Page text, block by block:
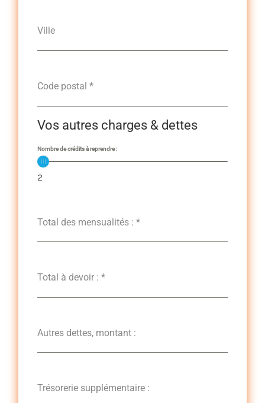
Ville
Code postal*
Vos autres charges & dettes
Nombre de crédits à reprendre :
2
Total des mensualités :*
Total à devoir :*
Autres dettes, montant :
Trésorerie supplémentaire :